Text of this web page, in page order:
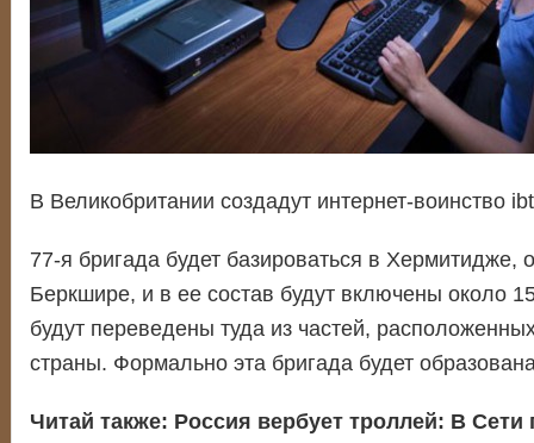
В Великобритании создадут интернет-воинство
77-я бригада будет базироваться в Хермитидже,
Беркшире, и в ее состав будут включены около
будут переведены туда из частей,
страны. Формально эта бригада будет
Читай также: Россия вербует троллей: В Сети